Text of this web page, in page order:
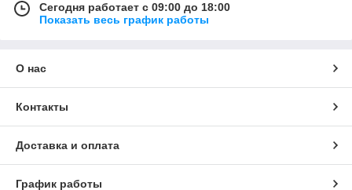
Сегодня работает с 09:00 до 18:00
Показать весь график работы
О нас
Контакты
Доставка и оплата
График работы